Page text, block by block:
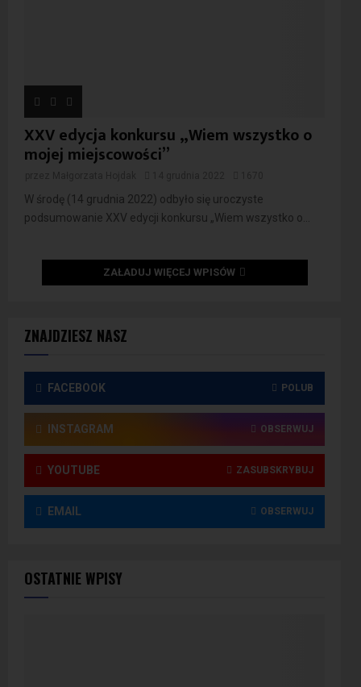
ZNAJDZIESZ NASZ
FACEBOOK POLUB
INSTAGRAM OBSERWUJ
YOUTUBE ZASUBSKRYBUJ
EMAIL OBSERWUJ
OSTATNIE WPISY
XXV edycja konkursu „Wiem wszystko o
mojej miejscowości”
W środę (14 grudnia 2022) odbyło się uroczyste
podsumowanie XXV edycji konkursu „Wiem wszystko o...
ZAŁADUJ WIĘCEJ WPISÓW